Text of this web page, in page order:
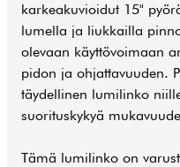
karkeakuvioidut 15"
lumella ja liukkailla
olevaan käyttövoimaan
pidon ja ohjattavuuden.
täydellinen lumilinko
suorituskykyä
Tämä lumilinko on